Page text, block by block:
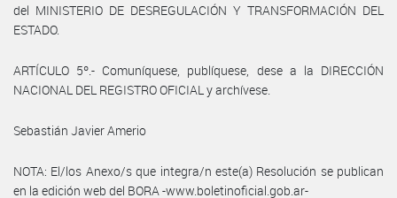
del MINISTERIO DE DESREGULACIÓN Y TRANSFORMACIÓN DEL
ESTADO.
ARTÍCULO 5º.- Comuníquese, publíquese, dese a la DIRECCIÓN
NACIONAL DEL REGISTRO OFICIAL y archívese.
Sebastián Javier Amerio
NOTA: El/los Anexo/s que integra/n este(a) Resolución se publican
en la edición web del BORA -www.boletinoficial.gob.ar-